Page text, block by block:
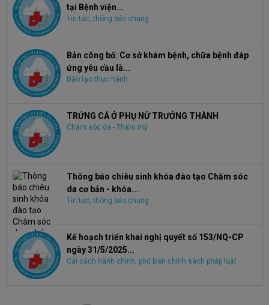
tại Bệnh viện...
Tin tức, thông báo chung
Bản công bố: Cơ sở khám bệnh, chữa bệnh đáp
ứng yêu cầu là...
Đào tạo thực hành
TRỨNG CÁ Ở PHỤ NỮ TRƯỞNG THÀNH
Chăm sóc da - Thẩm mỹ
Thông báo chiêu sinh khóa đào tạo Chăm sóc
da cơ bản - khóa...
Tin tức, thông báo chung
Kế hoạch triển khai nghị quyết số 153/NQ-CP
ngày 31/5/2025...
Cải cách hành chính, phổ biến chính sách pháp luật